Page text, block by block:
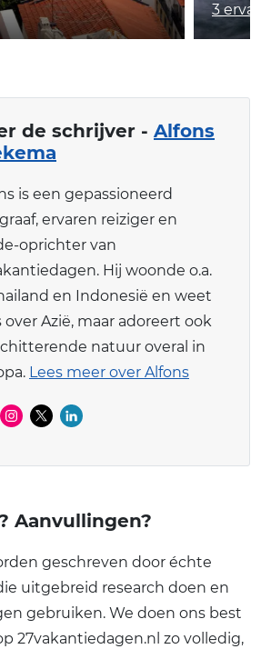
3
de schrijver - Alfons
is een gepassioneerd
ervaren reiziger en
oprichter van
Hij woonde o.a.
en Indonesië en weet
over Azië, maar adoreert ook
natuur overal in
Lees meer over Alfons
Aanvullingen?
geschreven door échte
uitgebreid research doen en
gebruiken. We doen ons best
27vakantiedagen.nl zo volledig,